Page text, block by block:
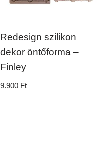
Redesign szilikon
dekor öntőforma –
Finley
9.900 Ft